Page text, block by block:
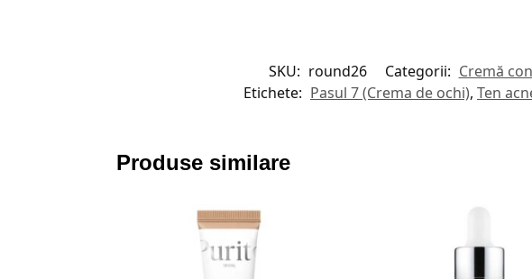
SKU: round26 Categorii: Cremă
Etichete: Pasul 7 (Crema de ochi), Ten
Produse similare